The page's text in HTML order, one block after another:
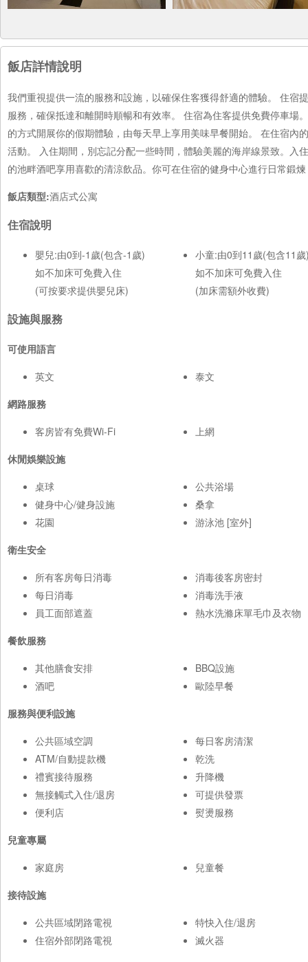
飯店詳情說明
我們重視提供一流的服務和設施，以確保住客獲得舒適的體驗。 住
服務，確保抵達和離開時順暢和有效率。 住宿為住客提供免費停車
的方式開展你的假期體驗，由每天早上享用美味早餐開始。 在住宿
活動。 入住期間，別忘記分配一些時間，體驗美麗的海岸線景致。
的池畔酒吧享用喜歡的清涼飲品。你可在住宿的健身中心進行日常鍛
飯店類型:酒店式公寓
住宿說明
嬰兒:由0到-1歲(包含-1歲)
如不加床可免費入住
(可按要求提供嬰兒床)
小童:由0到11歲(包含11
如不加床可免費入住
(加床需額外收費)
設施與服務
可使用語言
英文
泰文
網路服務
客房皆有免費Wi-Fi
上網
休閒娛樂設施
桌球
健身中心/健身設施
花園
公共浴場
桑拿
游泳池 [室外]
衛生安全
所有客房每日消毒
每日消毒
員工面部遮蓋
消毒後客房密封
消毒洗手液
熱水洗滌床單毛巾及衣物
餐飲服務
其他膳食安排
酒吧
BBQ設施
歐陸早餐
服務與便利設施
公共區域空調
ATM/自動提款機
禮賓接待服務
無接觸式入住/退房
便利店
每日客房清潔
乾洗
升降機
可提供發票
熨燙服務
兒童專屬
家庭房
兒童餐
接待設施
公共區域閉路電視
住宿外部閉路電視
特快入住/退房
滅火器